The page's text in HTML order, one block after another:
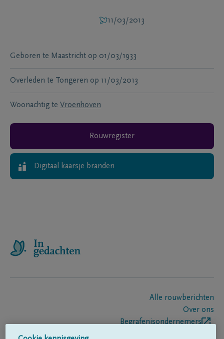
11/03/2013
Geboren te Maastricht op 01/03/1933
Overleden te Tongeren op 11/03/2013
Woonachtig te Vroenhoven
Rouwregister
Digitaal kaarsje branden
Alle rouwberichten
Over ons
Begrafenisondernemers